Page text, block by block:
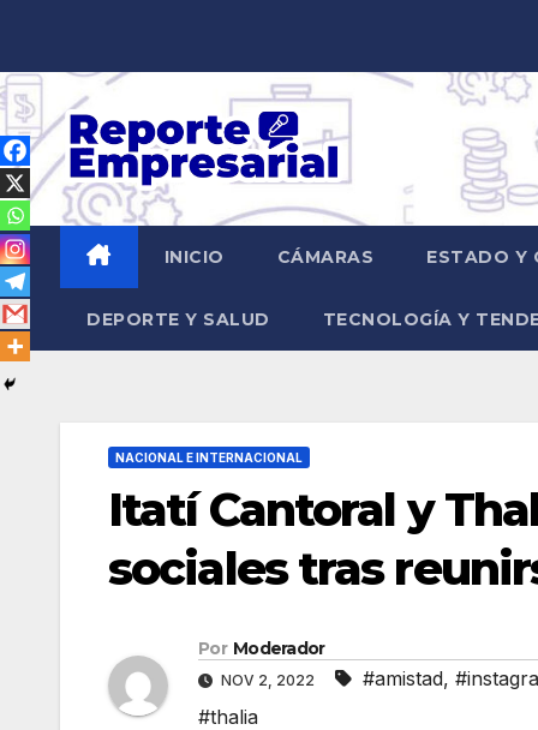
contenido
INICIO CÁMARAS ESTADO Y
DEPORTE Y SALUD TECNOLOGÍA Y
NACIONAL E INTERNACIONAL
Itatí Cantoral y
sociales tras
Por Moderador
NOV 2, 2022 #amistad,
#thalia